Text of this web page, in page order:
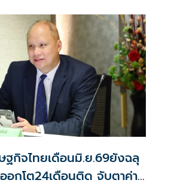
ษฐกิจไทยเดือนมิ.ย.69ยังฉลุ
กโต24เดือนติด จับตาค่า